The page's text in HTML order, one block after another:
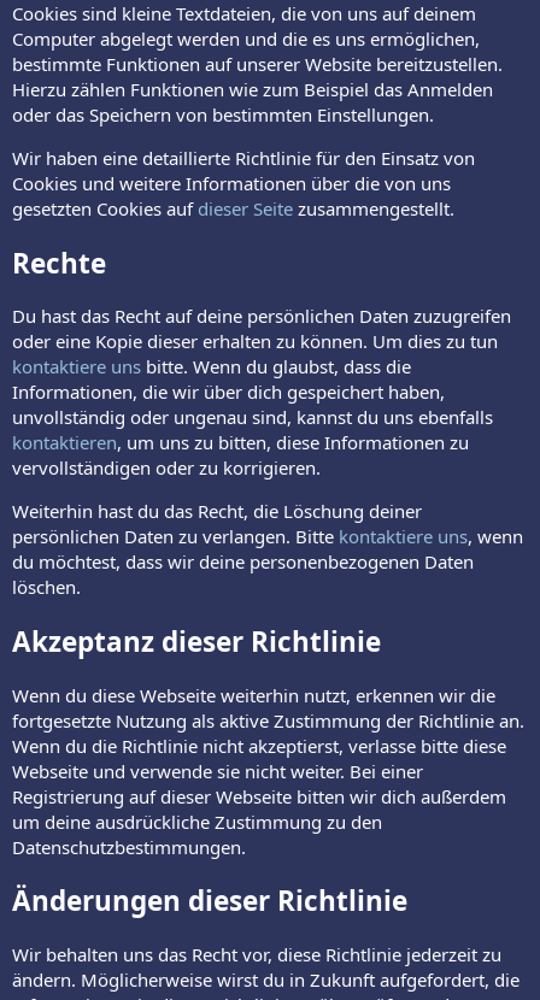
Cookies sind kleine Textdateien, die von uns auf deinem
Computer abgelegt werden und die es uns ermöglichen,
bestimmte Funktionen auf unserer Website bereitzustellen.
Hierzu zählen Funktionen wie zum Beispiel das Anmelden
oder das Speichern von bestimmten Einstellungen.
Wir haben eine detaillierte Richtlinie für den Einsatz von
Cookies und weitere Informationen über die von uns
gesetzten Cookies auf dieser Seite zusammengestellt.
Rechte
Du hast das Recht auf deine persönlichen Daten zuzugreifen
oder eine Kopie dieser erhalten zu können. Um dies zu tun
kontaktiere uns bitte. Wenn du glaubst, dass die
Informationen, die wir über dich gespeichert haben,
unvollständig oder ungenau sind, kannst du uns ebenfalls
kontaktieren, um uns zu bitten, diese Informationen zu
vervollständigen oder zu korrigieren.
Weiterhin hast du das Recht, die Löschung deiner
persönlichen Daten zu verlangen. Bitte kontaktiere uns, wenn
du möchtest, dass wir deine personenbezogenen Daten
löschen.
Akzeptanz dieser Richtlinie
Wenn du diese Webseite weiterhin nutzt, erkennen wir die
fortgesetzte Nutzung als aktive Zustimmung der Richtlinie an.
Wenn du die Richtlinie nicht akzeptierst, verlasse bitte diese
Webseite und verwende sie nicht weiter. Bei einer
Registrierung auf dieser Webseite bitten wir dich außerdem
um deine ausdrückliche Zustimmung zu den
Datenschutzbestimmungen.
Änderungen dieser Richtlinie
Wir behalten uns das Recht vor, diese Richtlinie jederzeit zu
ändern. Möglicherweise wirst du in Zukunft aufgefordert, die